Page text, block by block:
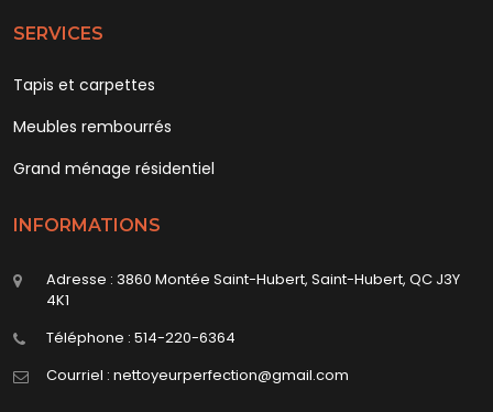
SERVICES
Tapis et carpettes
Meubles rembourrés
Grand ménage résidentiel
INFORMATIONS
Adresse : 3860 Montée Saint-Hubert, Saint-Hubert, QC J3Y
4K1
Téléphone : 514-220-6364
Courriel : nettoyeurperfection@gmail.com